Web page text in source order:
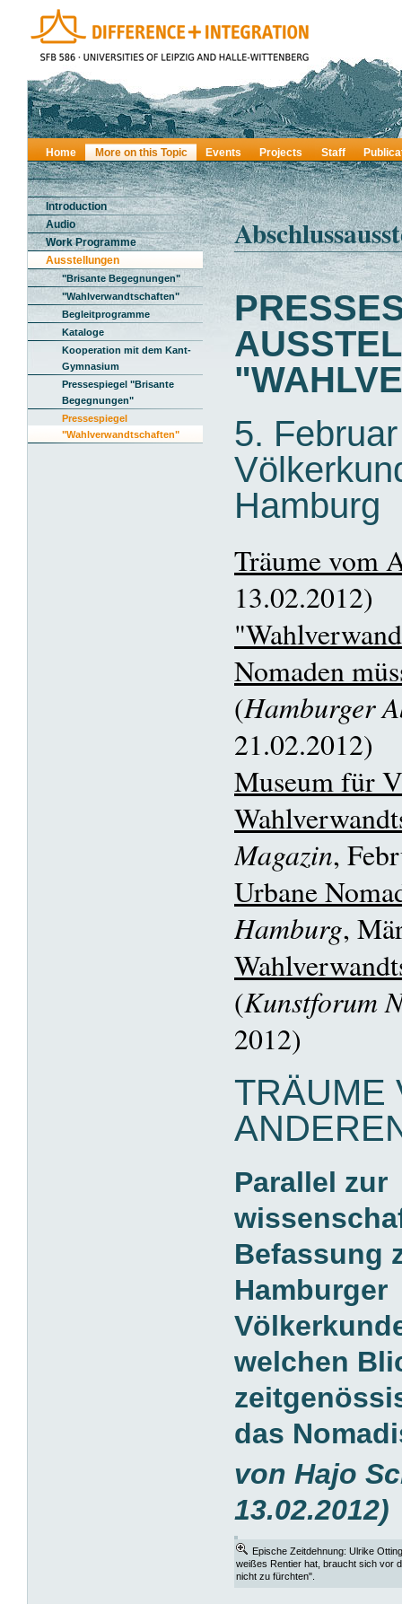
Home More on this Topic Events Projects Staff
Introduction
Audio
Work Programme
Ausstellungen
"Brisante Begegnungen"
"Wahlverwandtschaften"
Begleitprogramme
Kataloge
Kooperation mit dem Kant-
Gymnasium
Pressespiegel "Brisante
Begegnungen"
Pressespiegel
"Wahlverwandtschaften"
5.
Hamburg
Träume vom
13.02.2012)
Nomaden
(Hamburger
21.02.2012)
Museum für
Magazin,
Urbane
Hamburg,
(Kunstforum
2012)
TRÄUME
Parallel zur
Befassung
Hamburger
welchen
das
von Hajo
13.02.2012)
Epische Zeitdehnung: Ulrike
weißes Rentier hat, braucht sich vor
nicht zu fürchten".